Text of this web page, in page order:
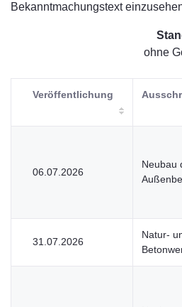
Bekanntmachungstext
ohne
Veröffentlichung
06.07.2026
Neubau
31.07.2026
Natur-